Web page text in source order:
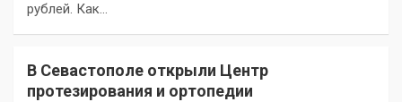
рублей. Как…
В Севастополе открыли Центр
протезирования и ортопедии